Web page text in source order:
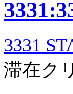
3331
滞在ク